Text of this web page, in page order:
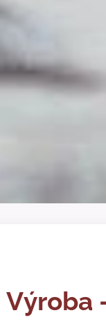
Výroba